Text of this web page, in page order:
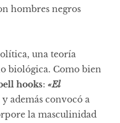
hombres negros
una teoría
biológica. Como bien
hooks: «El
y además convocó a
la masculinidad